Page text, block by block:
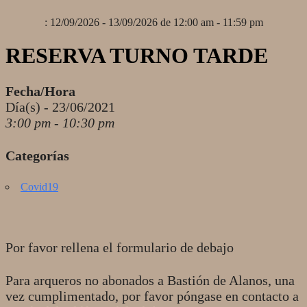
: 12/09/2026 - 13/09/2026 de 12:00 am - 11:59 pm
RESERVA TURNO TARDE
Fecha/Hora
Día(s) - 23/06/2021
3:00 pm - 10:30 pm
Categorías
Covid19
Por favor rellena el formulario de debajo
Para arqueros no abonados a Bastión de Alanos, una
vez cumplimentado, por favor póngase en contacto a